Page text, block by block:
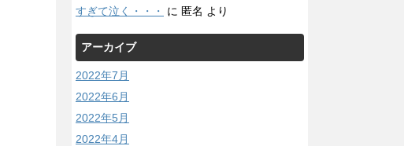
すぎて泣く・・・
に 匿名 より
アーカイブ
2022年7月
2022年6月
2022年5月
2022年4月